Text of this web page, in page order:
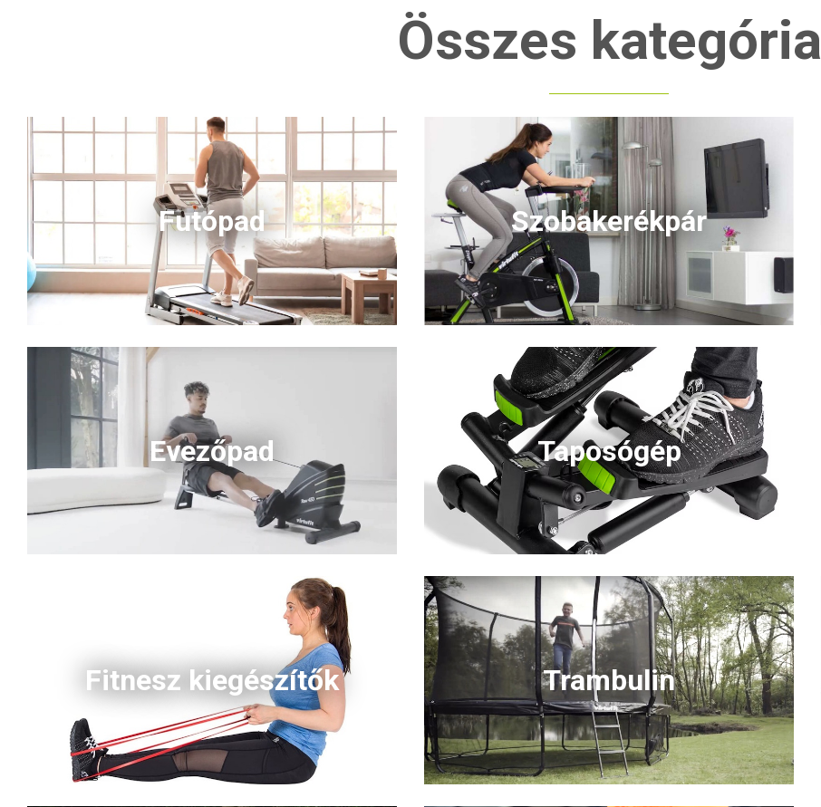
Összes kategória
Futópad Szobakerékpár
Evezőpad Taposógép
Fitnesz kiegészítők Trambulin